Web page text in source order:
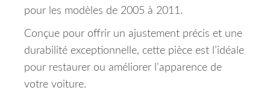
pour les modèles de 2005 à 2011.
Conçue pour offrir un ajustement précis et une
durabilité exceptionnelle, cette pièce est l’idéale
pour restaurer ou améliorer l’apparence de
votre voiture.